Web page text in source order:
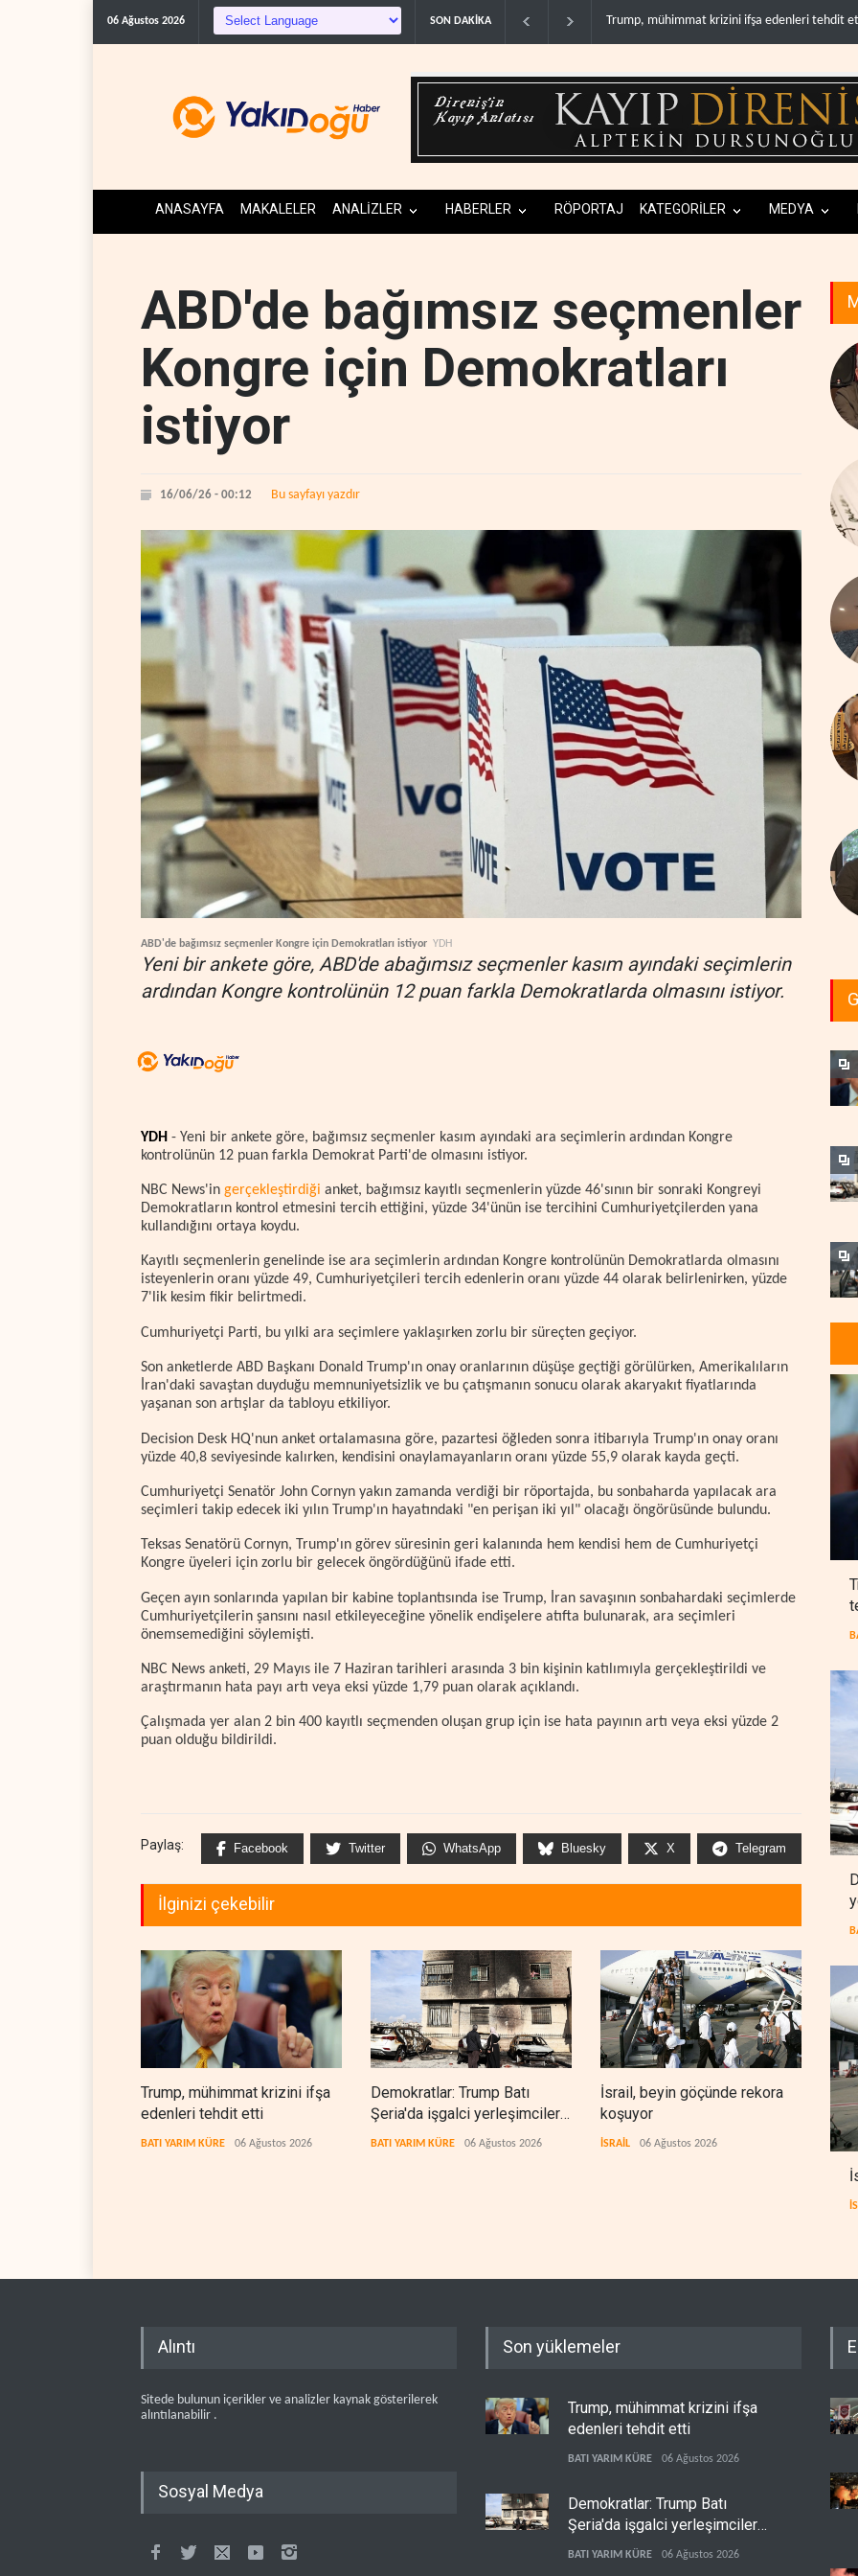
06 Ağustos 2026 SON DAKİKA
Trump, mühimmat krizini ifşa edenleri tehdit etti.. Demokratlar: Trump Batı Şeria'da işgalci
ANASAYFA MAKALELER ANALİZLER HABERLER RÖPORTAJ KATEGORİLER MEDYA
ABD'de bağımsız seçmenler
Kongre için Demokratları
istiyor
16/06/26 - 00:12 Bu sayfayı yazdır
ABD'de bağımsız seçmenler Kongre için Demokratları istiyor YDH
Yeni bir ankete göre, ABD'de abağımsız seçmenler kasım ayındaki seçimlerin
ardından Kongre kontrolünün 12 puan farkla Demokratlarda olmasını istiyor.
YDH - Yeni bir ankete göre, bağımsız seçmenler kasım ayındaki ara seçimlerin ardından Kongre
kontrolünün 12 puan farkla Demokrat Parti'de olmasını istiyor.
NBC News'in gerçekleştirdiği anket, bağımsız kayıtlı seçmenlerin yüzde 46'sının bir sonraki Kongreyi
Demokratların kontrol etmesini tercih ettiğini, yüzde 34'ünün ise tercihini Cumhuriyetçilerden yana
kullandığını ortaya koydu.
Kayıtlı seçmenlerin genelinde ise ara seçimlerin ardından Kongre kontrolünün Demokratlarda olmasını
isteyenlerin oranı yüzde 49, Cumhuriyetçileri tercih edenlerin oranı yüzde 44 olarak belirlenirken, yüzde
7'lik kesim fikir belirtmedi.
Cumhuriyetçi Parti, bu yılki ara seçimlere yaklaşırken zorlu bir süreçten geçiyor.
Son anketlerde ABD Başkanı Donald Trump'ın onay oranlarının düşüşe geçtiği görülürken, Amerikalıların
İran'daki savaştan duyduğu memnuniyetsizlik ve bu çatışmanın sonucu olarak akaryakıt fiyatlarında
yaşanan son artışlar da tabloyu etkiliyor.
Decision Desk HQ'nun anket ortalamasına göre, pazartesi öğleden sonra itibarıyla Trump'ın onay oranı
yüzde 40,8 seviyesinde kalırken, kendisini onaylamayanların oranı yüzde 55,9 olarak kayda geçti.
Cumhuriyetçi Senatör John Cornyn yakın zamanda verdiği bir röportajda, bu sonbaharda yapılacak ara
seçimleri takip edecek iki yılın Trump'ın hayatındaki "en perişan iki yıl" olacağı öngörüsünde bulundu.
Teksas Senatörü Cornyn, Trump'ın görev süresinin geri kalanında hem kendisi hem de Cumhuriyetçi
Kongre üyeleri için zorlu bir gelecek öngördüğünü ifade etti.
Geçen ayın sonlarında yapılan bir kabine toplantısında ise Trump, İran savaşının sonbahardaki seçimlerde
Cumhuriyetçilerin şansını nasıl etkileyeceğine yönelik endişelere atıfta bulunarak, ara seçimleri
önemsemediğini söylemişti.
NBC News anketi, 29 Mayıs ile 7 Haziran tarihleri arasında 3 bin kişinin katılımıyla gerçekleştirildi ve
araştırmanın hata payı artı veya eksi yüzde 1,79 puan olarak açıklandı.
Çalışmada yer alan 2 bin 400 kayıtlı seçmenden oluşan grup için ise hata payının artı veya eksi yüzde 2
puan olduğu bildirildi.
Paylaş: Facebook Twitter WhatsApp Bluesky X Telegram
İlginizi çekebilir
Trump, mühimmat krizini ifşa
edenleri tehdit etti
BATI YARIM KÜRE 06 Ağustos 2026
Demokratlar: Trump Batı
Şeria'da işgalci yerleşimcilere
cezasızlık sağladı
BATI YARIM KÜRE 06 Ağustos 2026
İsrail, beyin göçünde rekora
koşuyor
İSRAİL 06 Ağustos 2026
Alıntı
Sitede bulunun içerikler ve analizler kaynak gösterilerek
alıntılanabilir .
Sosyal Medya
Son yüklemeler
Trump, mühimmat krizini ifşa
edenleri tehdit etti
BATI YARIM KÜRE 06 Ağustos 2026
Demokratlar: Trump Batı
Şeria'da işgalci yerleşimcilere
cezasızlık sağladı
BATI YARIM KÜRE 06 Ağustos 2026